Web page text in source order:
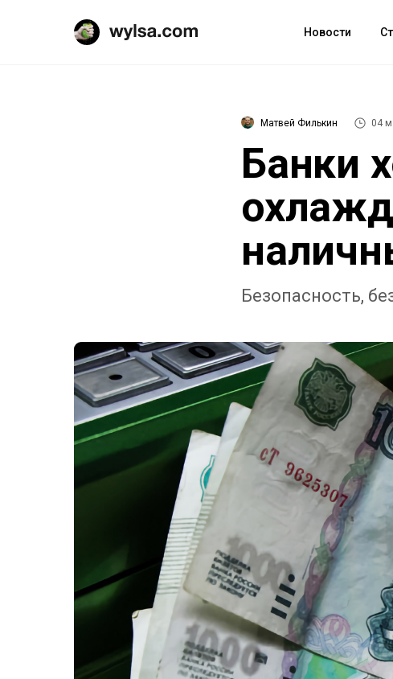
Новости
Матвей Филькин 04
Банки
Безопасность,